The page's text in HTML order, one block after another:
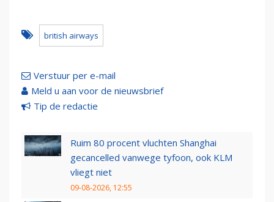
british airways
Verstuur per e-mail
Meld u aan voor de nieuwsbrief
Tip de redactie
Ruim 80 procent vluchten Shanghai
gecancelled vanwege tyfoon, ook KLM
vliegt niet
09-08-2026, 12:55